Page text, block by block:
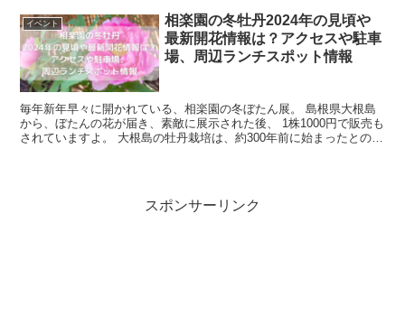
イベント
相楽園の冬牡丹2024年の見頃や
最新開花情報は？アクセスや駐車
場、周辺ランチスポット情報
毎年新年早々に開かれている、相楽園の冬ぼたん展。 島根県大根島
から、ぼたんの花が届き、素敵に展示された後、 1株1000円で販売も
されていますよ。 大根島の牡丹栽培は、約300年前に始まったとのこ
スポンサーリンク